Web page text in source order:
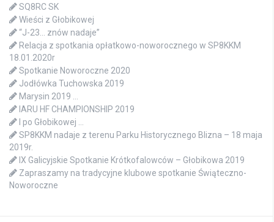
SQ8RC SK
Wieści z Głobikowej
“J-23… znów nadaje”
Relacja z spotkania opłatkowo-noworocznego w SP8KKM
18.01.2020r
Spotkanie Noworoczne 2020
Jodłówka Tuchowska 2019
Marysin 2019 …
IARU HF CHAMPIONSHIP 2019
I po Głobikowej …
SP8KKM nadaje z terenu Parku Historycznego Blizna – 18 maja
2019r.
IX Galicyjskie Spotkanie Krótkofalowców – Głobikowa 2019
Zapraszamy na tradycyjne klubowe spotkanie Świąteczno-
Noworoczne